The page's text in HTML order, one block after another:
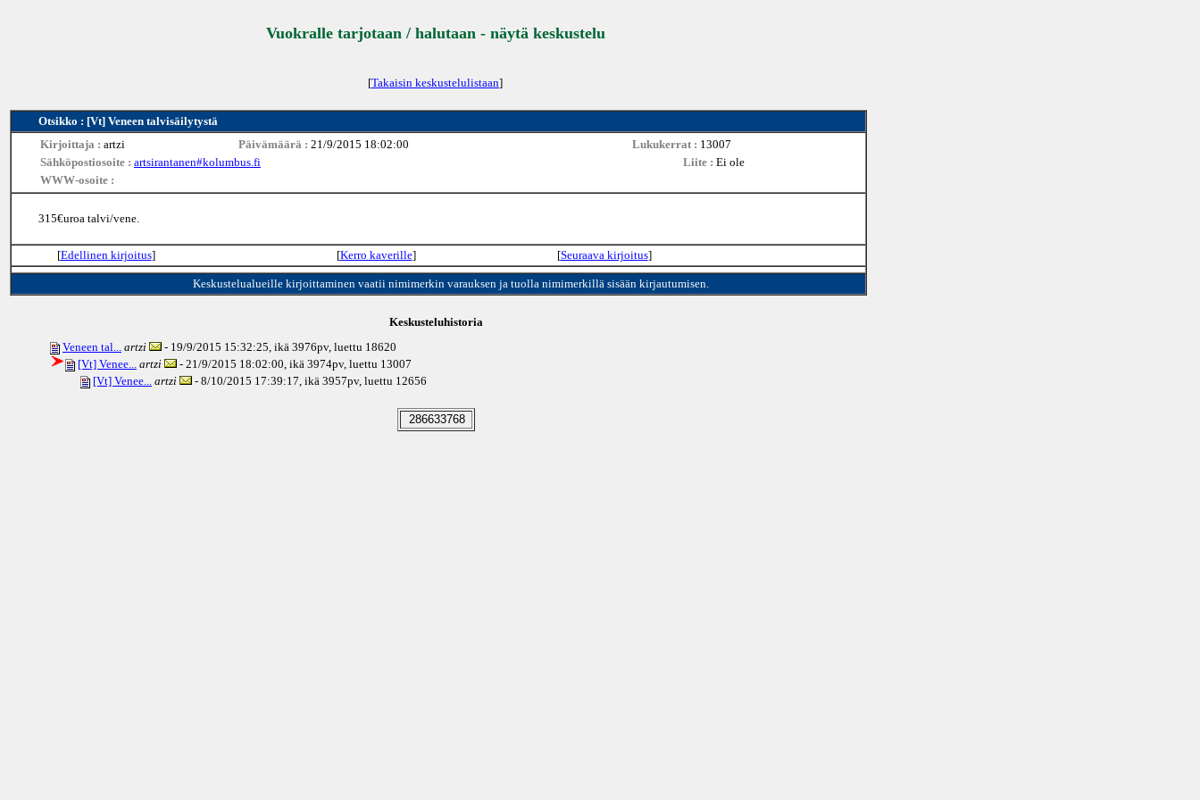
Vuokralle tarjotaan / halutaan - näytä keskustelu
[Takaisin keskustelulistaan]
Otsikko : [Vt] Veneen talvisäilytystä
Kirjoittaja : artzi Päivämäärä : 21/9/2015 18:02:00 Lukukerrat : 13007
Sähköpostiosoite : artsirantanen#kolumbus.fi Liite : Ei ole
WWW-osoite :
315€uroa talvi/vene.
[Edellinen kirjoitus] [Kerro kaverille] [Seuraava kirjoitus]
Keskustelualueille kirjoittaminen vaatii nimimerkin varauksen ja tuolla nimimerkillä sisään kirjautumisen.
Keskusteluhistoria
Veneen tal... artzi - 19/9/2015 15:32:25, ikä 3976pv, luettu 18620
[Vt] Venee... artzi - 21/9/2015 18:02:00, ikä 3974pv, luettu 13007
[Vt] Venee... artzi - 8/10/2015 17:39:17, ikä 3957pv, luettu 12656
286633768